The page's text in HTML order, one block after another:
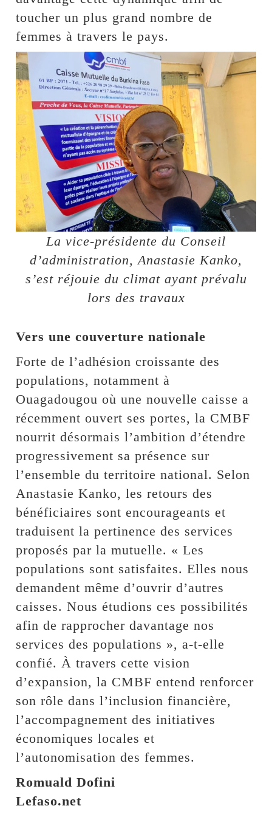
toucher un plus grand nombre de
femmes à travers le pays.
La vice-présidente du Conseil
d’administration, Anastasie Kanko,
s’est réjouie du climat ayant prévalu
lors des travaux
Vers une couverture nationale
Forte de l’adhésion croissante des
populations, notamment à
Ouagadougou où une nouvelle caisse a
récemment ouvert ses portes, la CMBF
nourrit désormais l’ambition d’étendre
progressivement sa présence sur
l’ensemble du territoire national. Selon
Anastasie Kanko, les retours des
bénéficiaires sont encourageants et
traduisent la pertinence des services
proposés par la mutuelle. « Les
populations sont satisfaites. Elles nous
demandent même d’ouvrir d’autres
caisses. Nous étudions ces possibilités
afin de rapprocher davantage nos
services des populations », a-t-elle
confié. À travers cette vision
d’expansion, la CMBF entend renforcer
son rôle dans l’inclusion financière,
l’accompagnement des initiatives
économiques locales et
l’autonomisation des femmes.
Romuald Dofini
Lefaso.net